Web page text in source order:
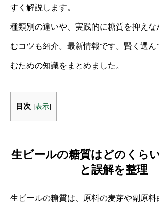
すく解説します。
種類別の違いや、実践的に糖質を抑えな
むコツも紹介。最新情報です。賢く選ん
むための知識をまとめました。
目次 [表示]
生ビールの糖質はどのくら
と誤解を整理
生ビールの糖質は、原料の麦芽や副原料